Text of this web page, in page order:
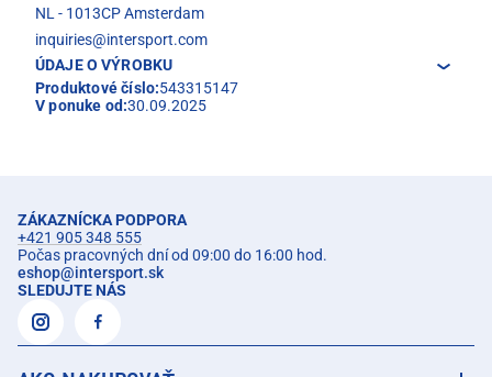
NL - 1013CP Amsterdam
inquiries@intersport.com
ÚDAJE O VÝROBKU
Produktové číslo:543315147
V ponuke od:30.09.2025
ZÁKAZNÍCKA PODPORA
+421 905 348 555
Počas pracovných dní od 09:00 do 16:00 hod.
eshop@intersport.sk
SLEDUJTE NÁS